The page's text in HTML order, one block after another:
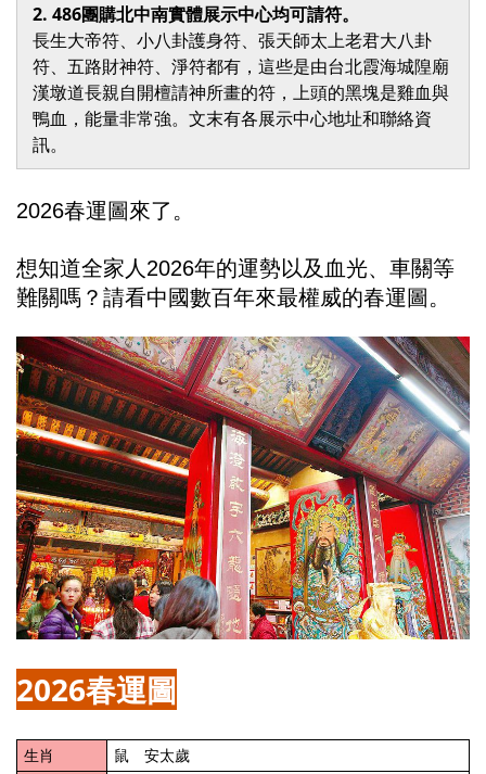
2. 486團購北中南實體展示中心均可請符。
長生大帝符、小八卦護身符、張天師太上老君大八卦
符、五路財神符、淨符都有，這些是由台北霞海城隍廟
漢墩道長親自開檀請神所畫的符，上頭的黑塊是雞血與
鴨血，能量非常強。文末有各展示中心地址和聯絡資
訊。
2026春運圖來了。
想知道全家人2026年的運勢以及血光、車關等
難關嗎？請看中國數百年來最權威的春運圖。
2026春運圖
生肖
鼠 安太歲